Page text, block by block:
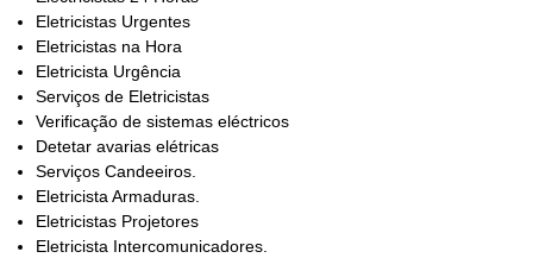
Eletricistas Urgentes
Eletricistas na Hora
Eletricista Urgência
Serviços de Eletricistas
Verificação de sistemas eléctricos
Detetar avarias elétricas
Serviços Candeeiros.
Eletricista Armaduras.
Eletricistas Projetores
Eletricista Intercomunicadores.